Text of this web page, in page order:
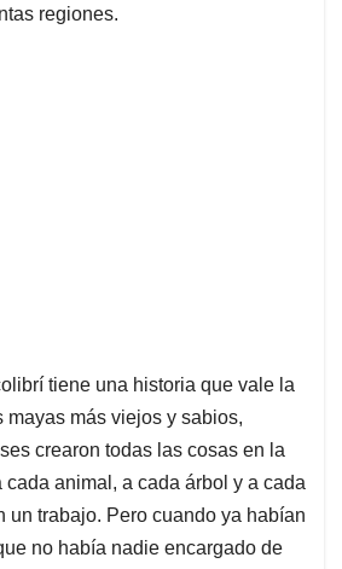
regiones.
tiene una historia que vale la
mayas más viejos y sabios,
crearon todas las cosas en la
cada animal, a cada árbol y a cada
un trabajo. Pero cuando ya habían
no había nadie encargado de